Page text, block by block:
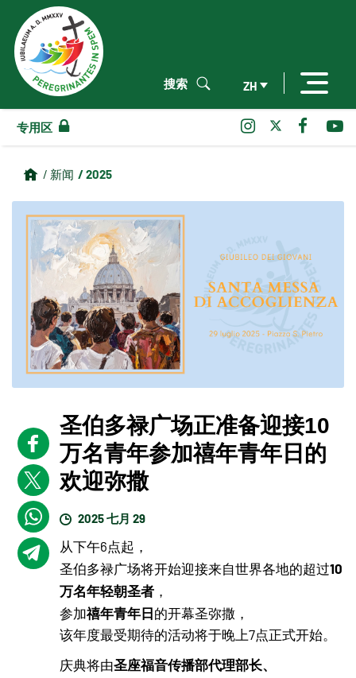
ZH
搜索
专用区
/ 新闻 / 2025
圣伯多禄广场正准备迎接10
万名青年参加禧年青年日的
欢迎弥撒
2025 七月 29
从下午6点起，
圣伯多禄广场将开始迎接来自世界各地的超过10
万名年轻朝圣者 ，
参加禧年青年日的开幕圣弥撒，
该年度最受期待的活动将于晚上7点正式开始。
庆典将由圣座福音传播部代理部长、